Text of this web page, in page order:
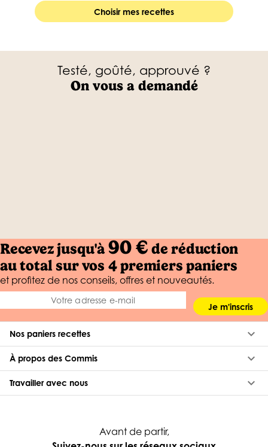
Choisir mes recettes
Testé, goûté, approuvé ?
On vous a demandé
Recevez jusqu'à 90 €de réduction
au total sur vos 4 premiers paniers
et profitez de nos conseils, offres et nouveautés.
Je m'inscris
Nos paniers recettes keyboard_arrow_down
À propos des Commis keyboard_arrow_down
Travailler avec nous keyboard_arrow_down
Avant de partir,